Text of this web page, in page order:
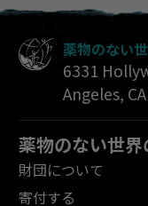
薬物のない
6331
Angeles, CA
薬物のない世
財団について
寄付する